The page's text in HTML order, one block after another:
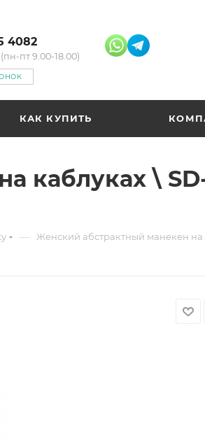
4082
пт 9.00-18.00)
КАК КУПИТЬ
каблуках \
— Женский абстрактный манекен на